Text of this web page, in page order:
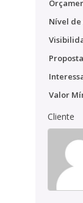
Nível
Valor
Cliente